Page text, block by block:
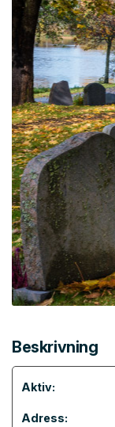
Beskrivning
Aktiv:
Adress: